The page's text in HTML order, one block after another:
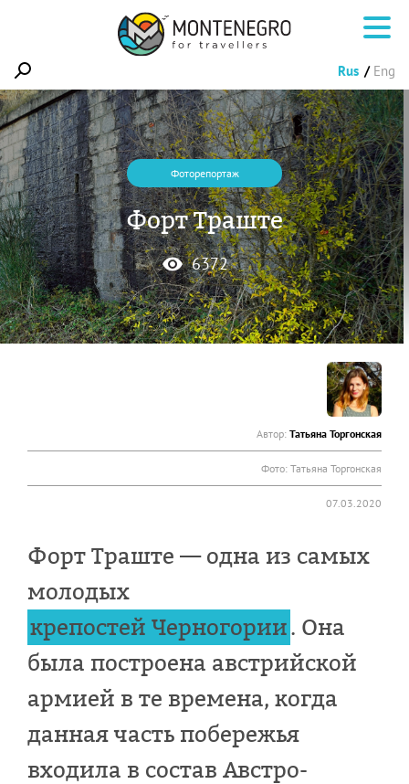
Rus Eng
Фоторепортаж
Форт Траште
6372
Автор: Татьяна Торгонская
Фото: Татьяна Торгонская
07.03.2020
Форт Траште — одна из самых
молодых
крепостей Черногории. Она
была построена австрийской
армией в те времена, когда
данная часть побережья
входила в состав Австро-